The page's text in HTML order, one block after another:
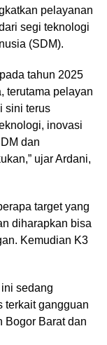
pelayanan
segi teknologi
(SDM).
tahun 2025
terutama pelayan
sini terus
inovasi
dan
ujar Ardani,
target yang
diharapkan bisa
Kemudian K3
sedang
terkait gangguan
Bogor Barat dan